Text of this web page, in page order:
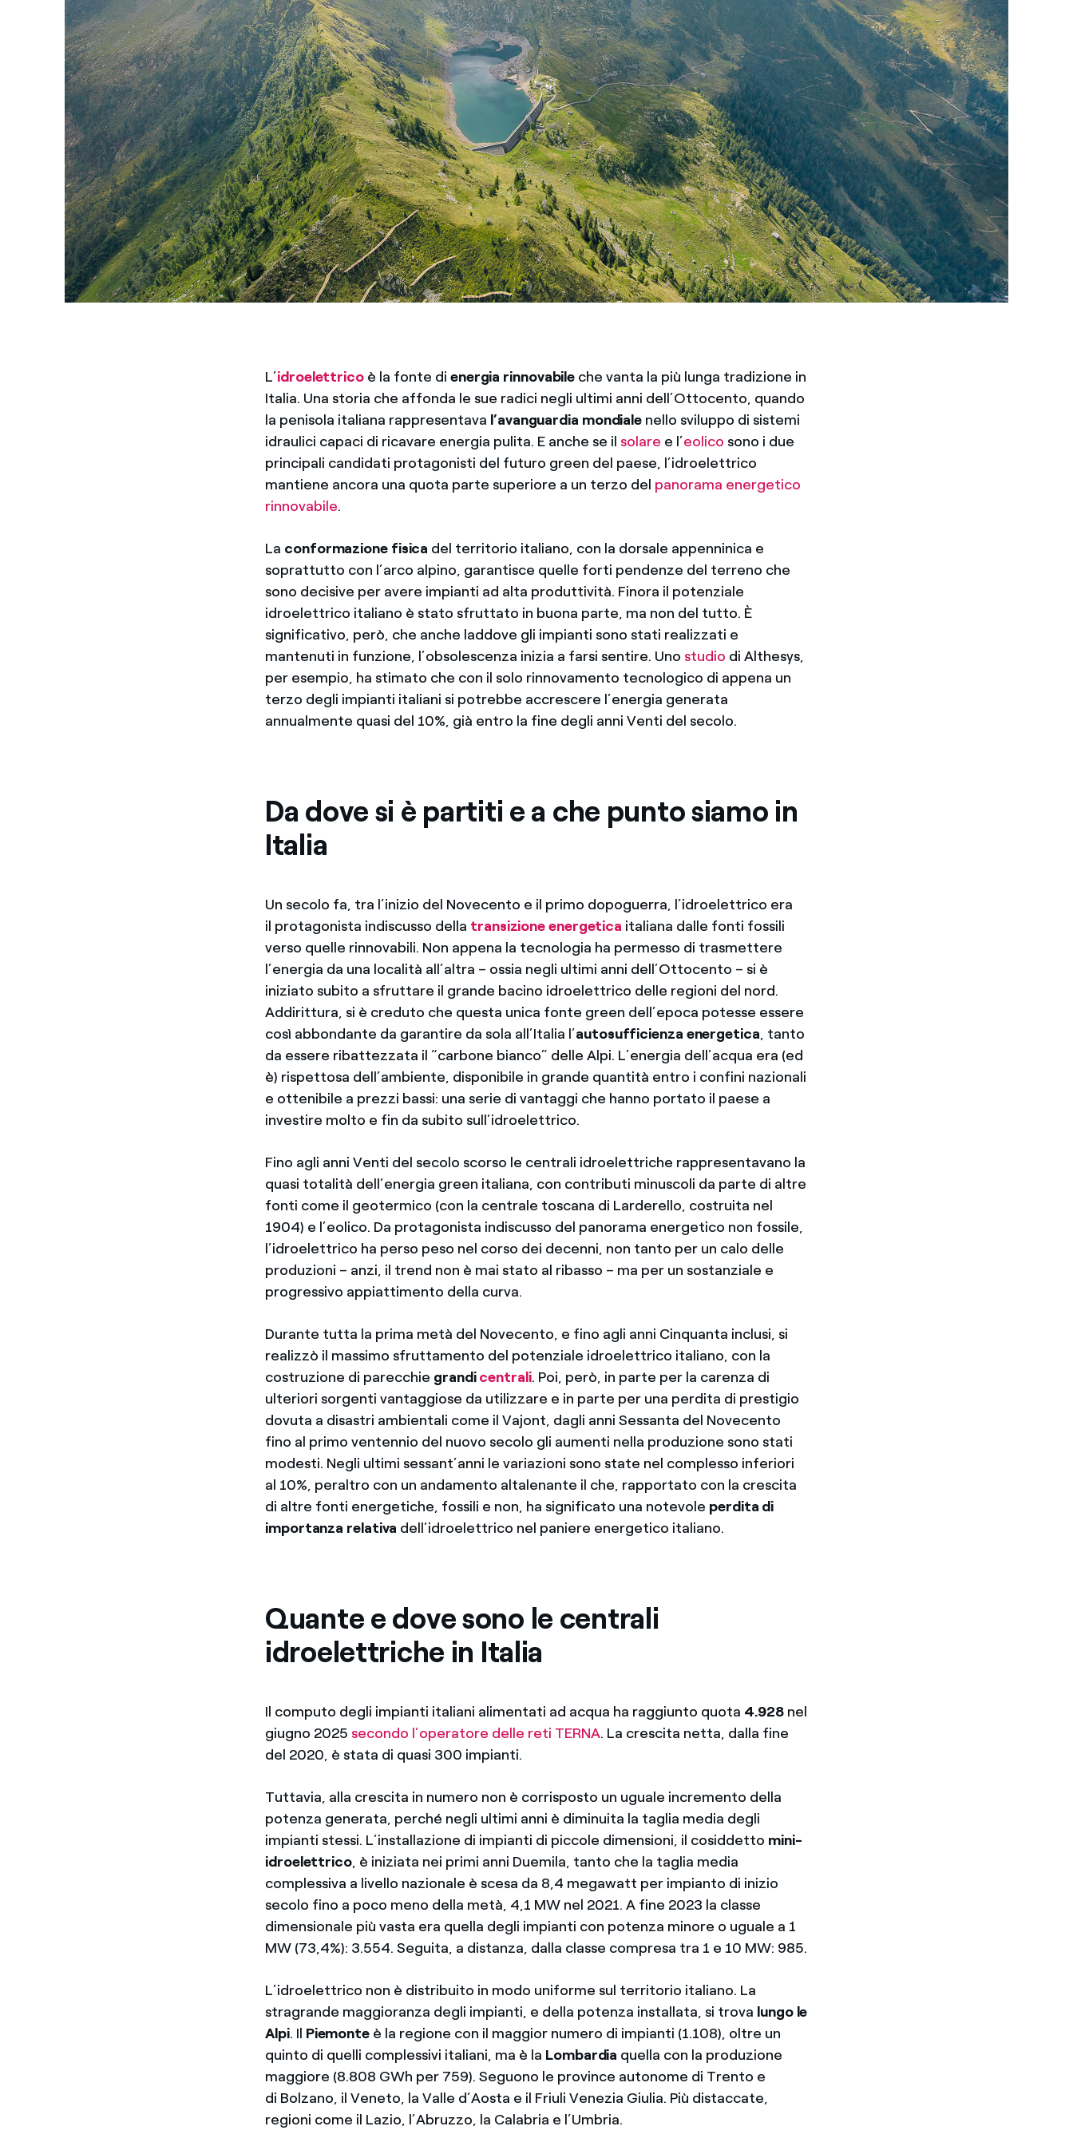
L’idroelettricoè la fonte di energia rinnovabile che vanta la più lunga tradizione in
Italia. Una storia che affonda le sue radici negli ultimi anni dell’Ottocento, quando
la penisola italiana rappresentava l’avanguardia mondiale nello sviluppo di sistemi
idraulici capaci di ricavare energia pulita. E anche se ilsolare e l’eolico sono i due
principali candidati protagonisti del futuro green del paese, l’idroelettrico
mantiene ancora una quota parte superiore a un terzo del panorama energetico
rinnovabile.
La conformazione fisica del territorio italiano, con la dorsale appenninica e
soprattutto con l’arco alpino, garantisce quelle forti pendenze del terreno che
sono decisive per avere impianti ad alta produttività. Finora il potenziale
idroelettrico italiano è stato sfruttato in buona parte, ma non del tutto. È
significativo, però, che anche laddove gli impianti sono stati realizzati e
mantenuti in funzione, l’obsolescenza inizia a farsi sentire. Unostudio di Althesys,
per esempio, ha stimato che con il solo rinnovamento tecnologico di appena un
terzo degli impianti italiani si potrebbe accrescere l’energia generata
annualmente quasi del 10%, già entro la fine degli anni Venti del secolo.
Da dove si è partiti e a che punto siamo in
Italia
Un secolo fa, tra l’inizio del Novecento e il primo dopoguerra, l’idroelettrico era
il protagonista indiscusso della transizione energetica italiana dalle fonti fossili
verso quelle rinnovabili. Non appena la tecnologia ha permesso di trasmettere
l’energia da una località all’altra – ossia negli ultimi anni dell’Ottocento – si è
iniziato subito a sfruttare il grande bacino idroelettrico delle regioni del nord.
Addirittura, si è creduto che questa unica fonte green dell’epoca potesse essere
così abbondante da garantire da sola all’Italia l’autosufficienza energetica, tanto
da essere ribattezzata il “carbone bianco” delle Alpi. L’energia dell’acqua era (ed
è) rispettosa dell’ambiente, disponibile in grande quantità entro i confini nazionali
e ottenibile a prezzi bassi: una serie di vantaggi che hanno portato il paese a
investire molto e fin da subito sull’idroelettrico.
Fino agli anni Venti del secolo scorso le centrali idroelettriche rappresentavano la
quasi totalità dell’energia green italiana, con contributi minuscoli da parte di altre
fonti come il geotermico (con la centrale toscana di Larderello, costruita nel
1904) e l’eolico. Da protagonista indiscusso del panorama energetico non fossile,
l’idroelettrico ha perso peso nel corso dei decenni, non tanto per un calo delle
produzioni – anzi, il trend non è mai stato al ribasso – ma per un sostanziale e
progressivo appiattimento della curva.
Durante tutta la prima metà del Novecento, e fino agli anni Cinquanta inclusi, si
realizzò il massimo sfruttamento del potenziale idroelettrico italiano, con la
costruzione di parecchie grandicentrali. Poi, però, in parte per la carenza di
ulteriori sorgenti vantaggiose da utilizzare e in parte per una perdita di prestigio
dovuta a disastri ambientali come il Vajont, dagli anni Sessanta del Novecento
fino al primo ventennio del nuovo secolo gli aumenti nella produzione sono stati
modesti. Negli ultimi sessant’anni le variazioni sono state nel complesso inferiori
al 10%, peraltro con un andamento altalenante il che, rapportato con la crescita
di altre fonti energetiche, fossili e non, ha significato una notevole perdita di
importanza relativa dell’idroelettrico nel paniere energetico italiano.
Quante e dove sono le centrali
idroelettriche in Italia
Il computo degli impianti italiani alimentati ad acqua ha raggiunto quota 4.928nel
giugno 2025secondo l’operatore delle reti TERNA. La crescita netta, dalla fine
del 2020, è stata di quasi 300 impianti.
Tuttavia, alla crescita in numero non è corrisposto un uguale incremento della
potenza generata, perché negli ultimi anni è diminuita la taglia media degli
impianti stessi. L’installazione di impianti di piccole dimensioni, il cosiddetto mini-
idroelettrico, è iniziata nei primi anni Duemila, tanto che la taglia media
complessiva a livello nazionale è scesa da 8,4 megawatt per impianto di inizio
secolo fino a poco meno della metà, 4,1 MW nel 2021. A fine 2023 la classe
dimensionale più vasta era quella degli impianti con potenza minore o uguale a 1
MW (73,4%): 3.554. Seguita, a distanza, dalla classe compresa tra 1 e 10 MW: 985.
L’idroelettrico non è distribuito in modo uniforme sul territorio italiano. La
stragrande maggioranza degli impianti, e della potenza installata, si trova lungo le
Alpi. Il Piemonteè la regione con il maggior numero di impianti (1.108), oltre un
quinto di quelli complessivi italiani, ma è la Lombardia quella con la produzione
maggiore (8.808 GWh per 759). Seguono le province autonome di Trento e
di Bolzano, il Veneto, la Valle d’Aosta e il Friuli Venezia Giulia. Più distaccate,
regioni come il Lazio, l’Abruzzo, la Calabria e l’Umbria.